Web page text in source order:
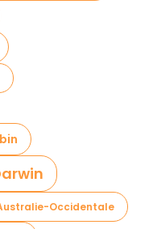
Occidentale